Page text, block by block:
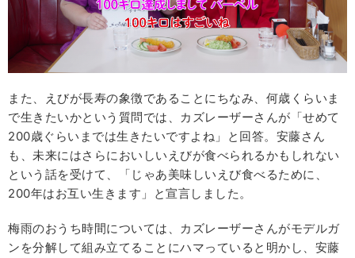
また、えびが長寿の象徴であることにちなみ、何歳くらいま
で生きたいかという質問では、カズレーザーさんが「せめて
200歳ぐらいまでは生きたいですよね」と回答。安藤さん
も、未来にはさらにおいしいえびが食べられるかもしれない
という話を受けて、「じゃあ美味しいえび食べるために、
200年はお互い生きます」と宣言しました。
梅雨のおうち時間については、カズレーザーさんがモデルガ
ンを分解して組み立てることにハマっていると明かし、安藤